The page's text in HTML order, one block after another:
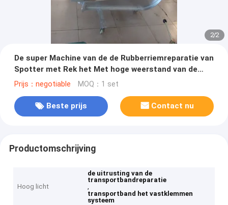
2/2
De super Machine van de de Rubberriemreparatie van
Spotter met Rek het Met hoge weerstand van de
Aluminiumlegering
Prijs：negotiable MOQ：1 set
Beste prijs Contact nu
Productomschrijving
Hoog licht
de uitrusting van de
transportbandreparatie
,
transportband het vastklemmen
systeem